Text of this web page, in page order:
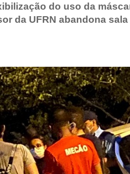
do uso da
da UFRN abandona